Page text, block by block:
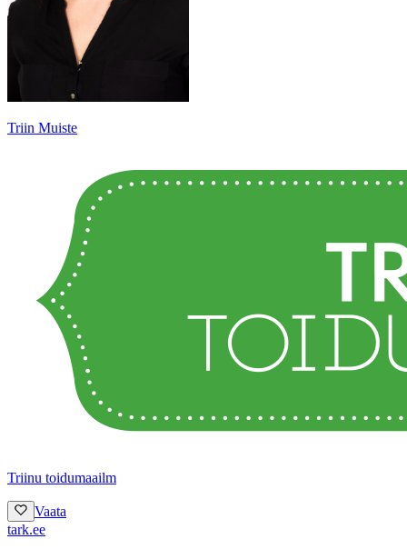
Triin Muiste
Triinu toidumaailm
Vaata
tark.ee